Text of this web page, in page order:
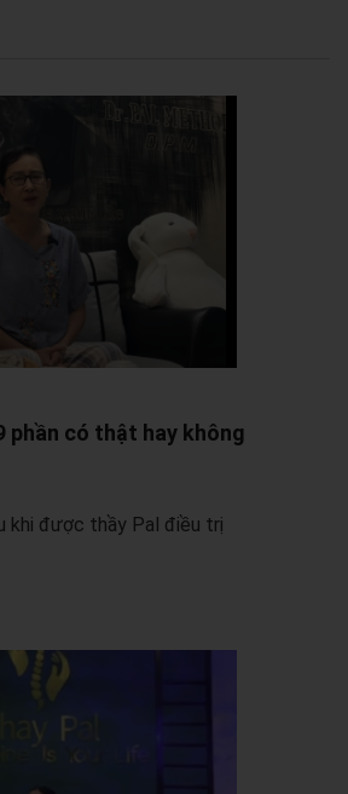
phần có thật hay không
khi được thầy Pal điều trị